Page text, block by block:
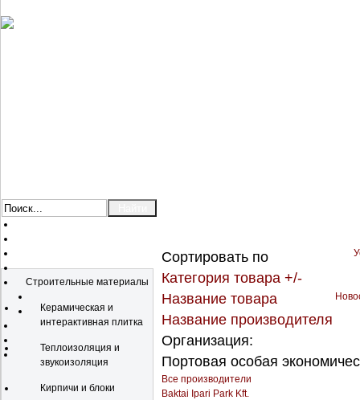
Строительные материалы
Керамическая и
интерактивная плитка
Теплоизоляция и
звукоизоляция
Кирпичи и блоки
Сортировать по
Категория товара +/-
Название товара
Название производителя
Организация:
Портовая особая
Все производители
Baktai Ipari Park Kft.